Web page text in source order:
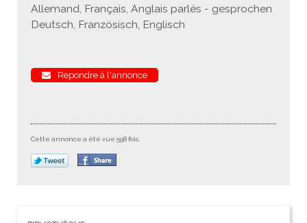
Allemand, Français, Anglais parlés - gesprochen
Deutsch, Französisch, Englisch
Repondre à l'annonce
Cette annonce a été vue 598 fois.